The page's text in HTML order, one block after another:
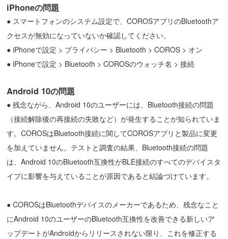
iPhoneの問題
● スマートフォンのシステム設定で、COROSアプリのBluetoothア
クセスが無効になっていないか確認してください。
● iPhoneで設定 > プライバシー > Bluetooth > COROS > オン
● iPhoneで設定 > Bluetooth > COROSのウォッチ名 > 接続
Android 10の問題
● 残念ながら、Android 10のユーザーには、Bluetooth接続の問題
（接続解除後の再接続の失敗など）が発生することが知られていま
す。COROSはBluetooth接続に関してCOROSアプリと製品に変更
を加えていません。テストと調査の結果、Bluetooth接続の問題
は、Android 10のBluetooth互換性がBLE接続のすべてのデバイスタ
イプに影響を与えていることが原因であると結論づけています。
● COROSはBluetoothデバイスのメーカーであるため、残念なこと
にAndroid 10のユーザーのBluetooth互換性を改善できる新しいア
ップデートがAndroidからリリースされない限り、これを修正する